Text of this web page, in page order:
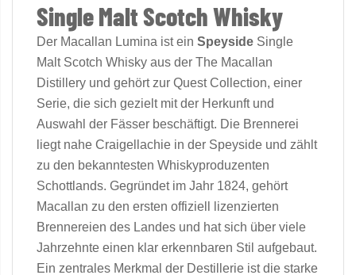
Single Malt Scotch Whisky
Der Macallan Lumina ist ein Speyside Single
Malt Scotch Whisky aus der The Macallan
Distillery und gehört zur Quest Collection, einer
Serie, die sich gezielt mit der Herkunft und
Auswahl der Fässer beschäftigt. Die Brennerei
liegt nahe Craigellachie in der Speyside und zählt
zu den bekanntesten Whiskyproduzenten
Schottlands. Gegründet im Jahr 1824, gehört
Macallan zu den ersten offiziell lizenzierten
Brennereien des Landes und hat sich über viele
Jahrzehnte einen klar erkennbaren Stil aufgebaut.
Ein zentrales Merkmal der Destillerie ist die starke